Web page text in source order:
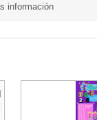
información